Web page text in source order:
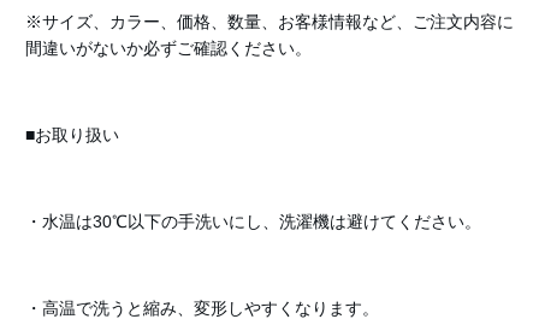
※サイズ、カラー、価格、数量、お客様情報など、ご注文内容に
間違いがないか必ずご確認ください。
■お取り扱い
・水温は30℃以下の手洗いにし、洗濯機は避けてください。
・高温で洗うと縮み、変形しやすくなります。